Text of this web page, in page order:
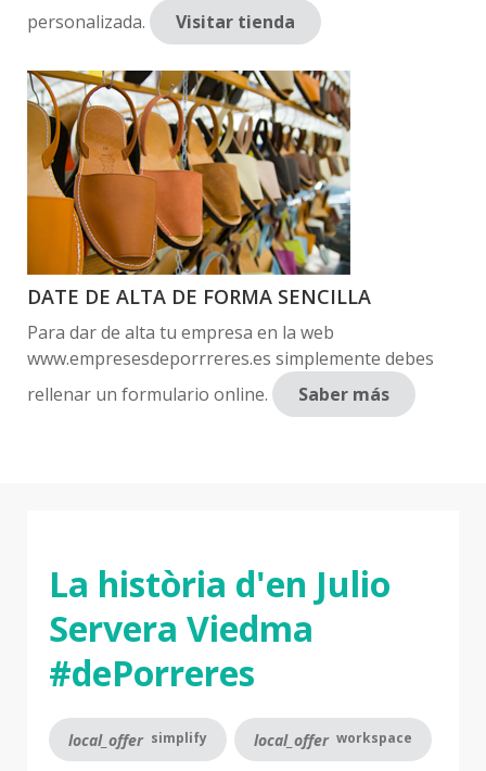
personalizada.
Visitar tienda
DATE DE ALTA DE FORMA SENCILLA
Para dar de alta tu empresa en la web
www.empresesdeporrreres.es simplemente debes
rellenar un formulario online.
Saber más
La història d'en Julio
Servera Viedma
#dePorreres
local_offer simplify local_offer workspace